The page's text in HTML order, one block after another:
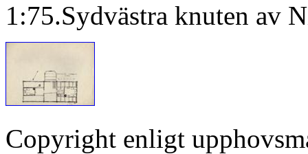
1:75.Sydvästra knuten av
Copyright enligt